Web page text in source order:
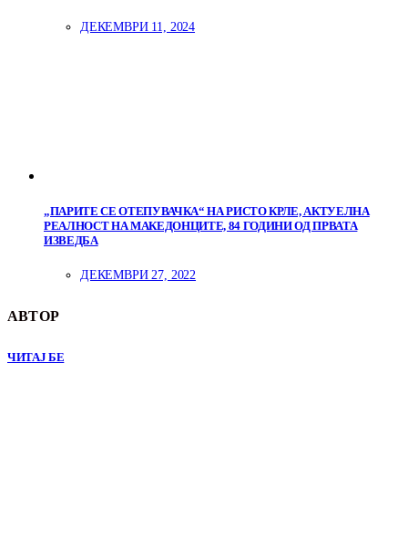
ДЕКЕМВРИ 11, 2024
„ПАРИТЕ СЕ ОТЕПУВАЧКА“ НА РИСТО КРЛЕ, АКТУЕЛНА
РЕАЛНОСТ НА МАКЕДОНЦИТЕ, 84 ГОДИНИ ОД ПРВАТА
ИЗВЕДБА
ДЕКЕМВРИ 27, 2022
АВТОР
ЧИТАЈ БЕ